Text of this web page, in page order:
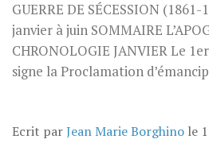
GUERRE DE SÉCESSION
janvier à juin SOMMAIRE
CHRONOLOGIE JANVIER Le
signe la Proclamation
Ecrit parJean Marie Borghino le